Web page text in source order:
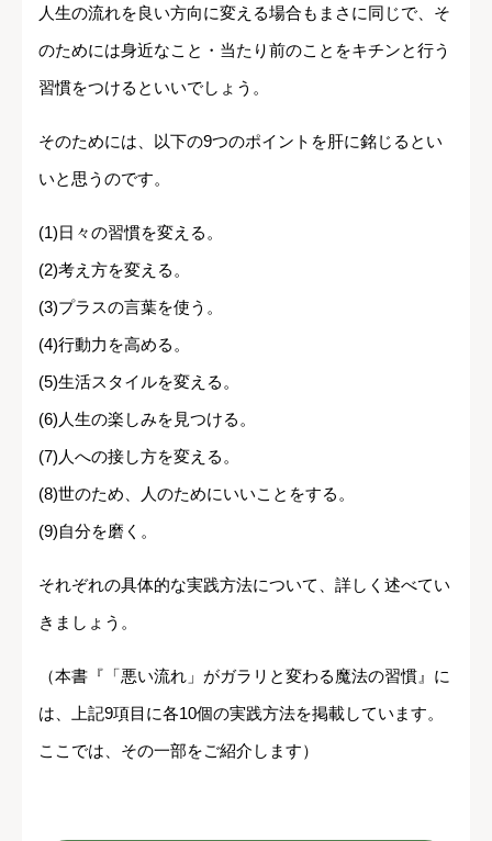
人生の流れを良い方向に変える場合もまさに同じで、そ
のためには身近なこと・当たり前のことをキチンと行う
習慣をつけるといいでしょう。
そのためには、以下の9つのポイントを肝に銘じるとい
いと思うのです。
(1)日々の習慣を変える。
(2)考え方を変える。
(3)プラスの言葉を使う。
(4)行動力を高める。
(5)生活スタイルを変える。
(6)人生の楽しみを見つける。
(7)人への接し方を変える。
(8)世のため、人のためにいいことをする。
(9)自分を磨く。
それぞれの具体的な実践方法について、詳しく述べてい
きましょう。
（本書『「悪い流れ」がガラリと変わる魔法の習慣』に
は、上記9項目に各10個の実践方法を掲載しています。
ここでは、その一部をご紹介します）